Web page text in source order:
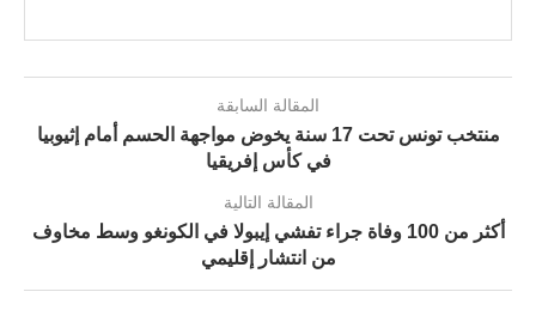
المقالة السابقة
منتخب تونس تحت 17 سنة يخوض مواجهة الحسم أمام إثيوبيا
في كأس إفريقيا
المقالة التالية
أكثر من 100 وفاة جراء تفشي إيبولا في الكونغو وسط مخاوف
من انتشار إقليمي